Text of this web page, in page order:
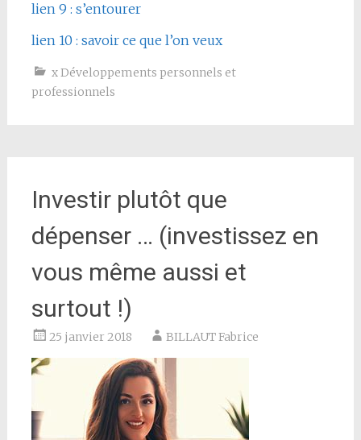
lien 9 : s’entourer
lien 10 : savoir ce que l’on veux
x Développements personnels et
professionnels
Investir plutôt que
dépenser … (investissez en
vous même aussi et
surtout !)
25 janvier 2018 BILLAUT Fabrice